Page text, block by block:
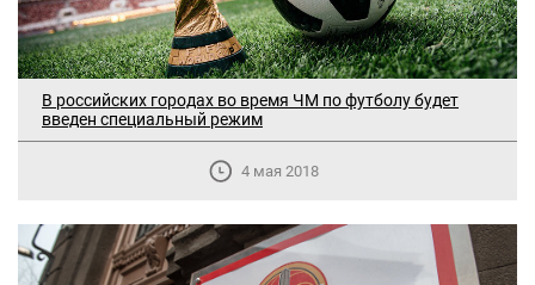
В российских городах во время ЧМ по футболу будет
введен специальный режим
4 мая 2018